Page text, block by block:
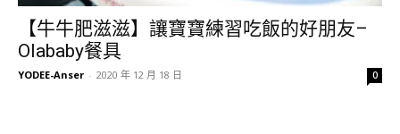
【牛牛肥滋滋】讓寶寶練習吃飯的好朋友–
Olababy餐具
YODEE-Anser - 2020 年 12 月 18 日 0